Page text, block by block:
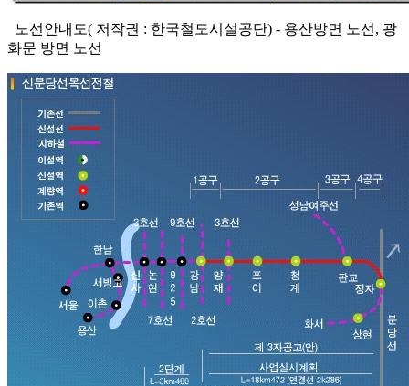
노선안내도( 저작권 : 한국철도시설공단) - 용산방면 노선, 광
화문 방면 노선